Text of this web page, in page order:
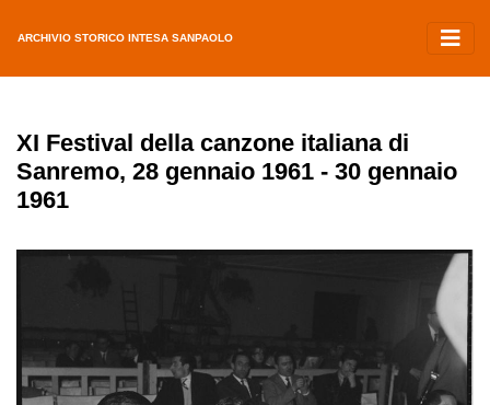
ARCHIVIO STORICO INTESA SANPAOLO
XI Festival della canzone italiana di
Sanremo, 28 gennaio 1961 - 30 gennaio
1961